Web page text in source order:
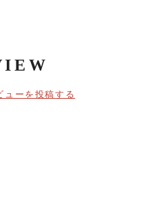
ューを投稿する